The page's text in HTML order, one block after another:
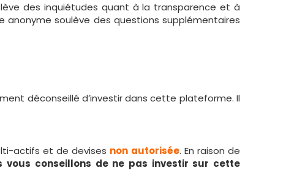
des inquiétudes quant à la transparence et à
anonyme soulève des questions supplémentaires
déconseillé d’investir dans cette plateforme. Il
actifs et de devises non autorisée. En raison de
vous conseillons de ne pas investir sur cette